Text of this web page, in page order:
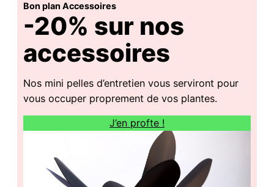
Bon plan Accessoires
-20% sur nos
accessoires
Nos mini pelles d’entretien vous serviront pour
vous occuper proprement de vos plantes.
J’en profte !